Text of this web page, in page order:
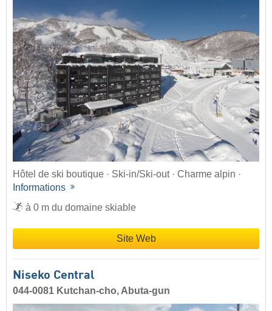
Hôtel de ski boutique · Ski-in/Ski-out · Charme alpin ·
Informations
à 0 m du domaine skiable
Site Web
Niseko Central
044-0081 Kutchan-cho, Abuta-gun